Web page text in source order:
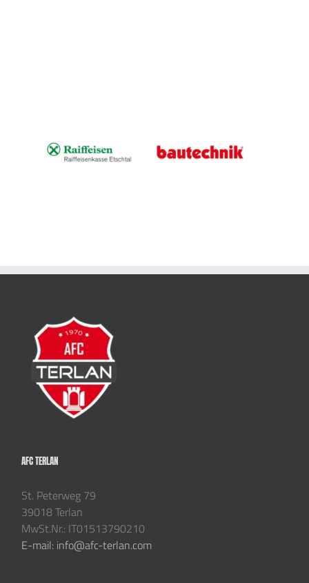
AFC TERLAN
St. Peterweg 79
39018 Terlan
MwSt.Nr.: IT01513790210
E-mail: info@afc-terlan.com